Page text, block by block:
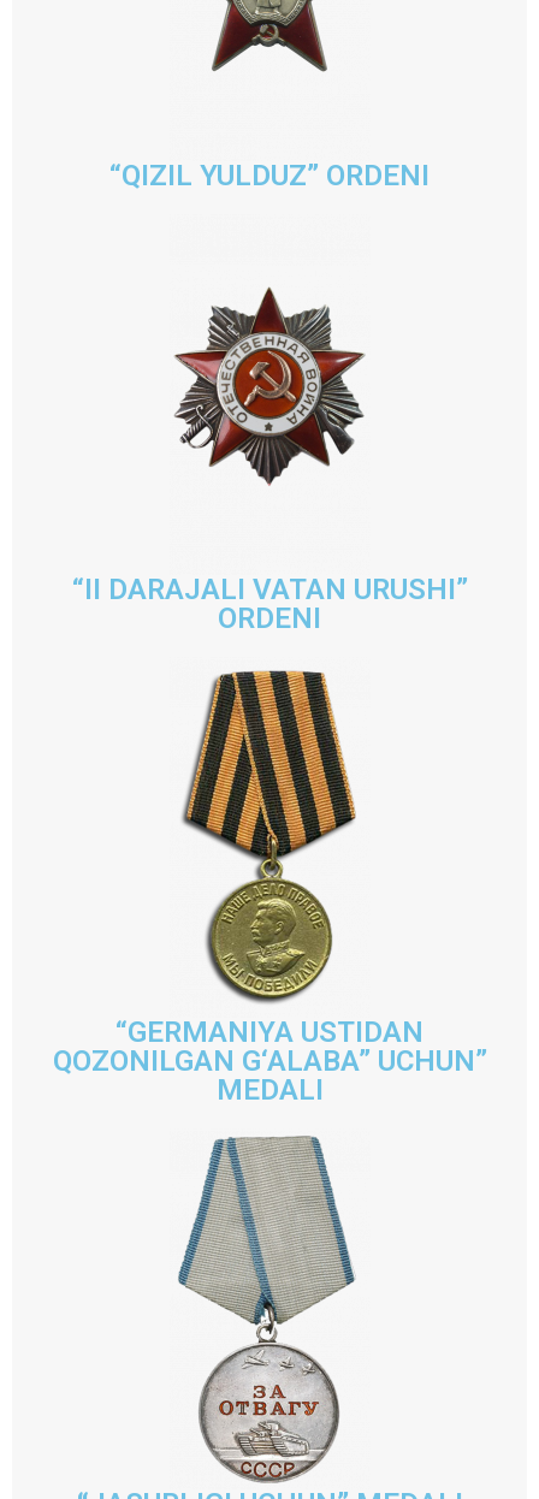
“QIZIL YULDUZ” ORDENI
“II DARAJALI VATAN URUSHI”
ORDENI
“GERMANIYA USTIDAN
QOZONILGAN G‘ALABA” UCHUN”
MEDALI